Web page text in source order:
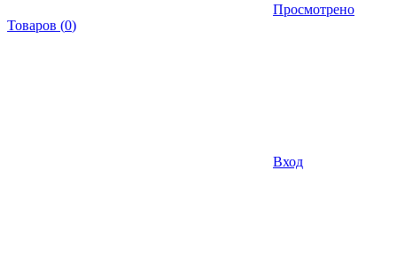
Просмотрено
Товаров (0)
Вход